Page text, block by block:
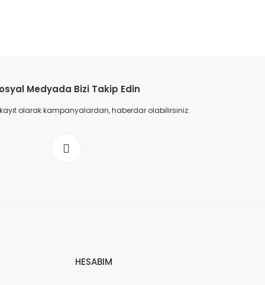
Medyada Bizi Takip Edin
olarak kampanyalardan, haberdar olabilirsiniz.
HESABIM